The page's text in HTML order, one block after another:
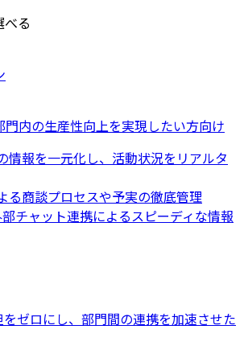
べる
内の生産性向上を実現したい方向け
情報を一元化し、活動状況をリアルタ
る商談プロセスや予実の徹底管理
チャット連携によるスピーディな情報
ゼロにし、部門間の連携を加速させた